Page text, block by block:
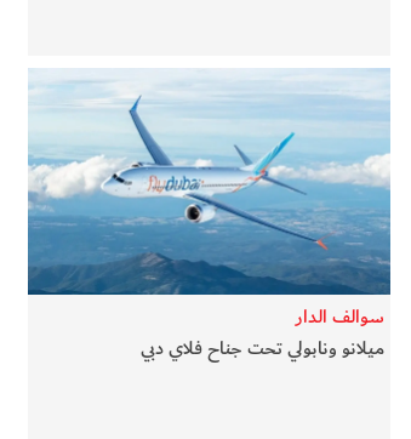
سوالف الدار
ميلانو ونابولي تحت جناح فلاي دبي